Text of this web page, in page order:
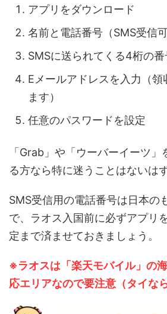
アプリをダウンロード
名前と電話番号（SMS受信
SMSに送られてくる4桁の番
Eメールアドレスを入力（領
ます）
任意のパスワードを設定
「Grab」や「ウーバーイーツ
る方なら特に迷うことはないは
SMS受信用の電話番号は日本の
で、ラオス入国前に必ずアプリ
定まで済ませておきましょう。
※ラオスは「楽天モバイル」の
応エリアなので要注意（タイなら